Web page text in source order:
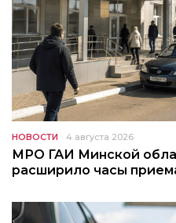
НОВОСТИ 4 августа 2026
МРО ГАИ Минской
расширило часы